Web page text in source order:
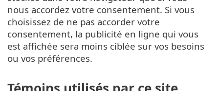
nous accordez votre consentement. Si vous
choisissez de ne pas accorder votre
consentement, la publicité en ligne qui vous
est affichée sera moins ciblée sur vos besoins
ou vos préférences.